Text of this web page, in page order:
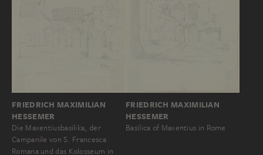
FRIEDRICH MAXIMILIAN
HESSEMER
Die Maxentiusbasilika, der
Campanile von S. Francesca
Romana und das Kolosseum in
FRIEDRICH MAXIMILIAN
HESSEMER
Basilica of Maxentius in Rome